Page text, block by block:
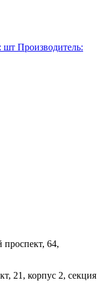
шт Производитель:
64,
21, корпус 2, секция